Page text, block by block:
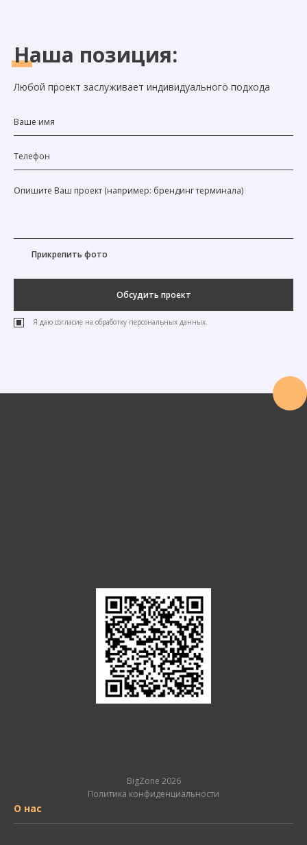
Наша позиция:
Любой проект заслуживает индивидуального подхода
Прикрепить фото
Обсудить проект
Я даю согласие на обработку персональных данных.
О нас
BigZone 2026
Политика конфиденциальности